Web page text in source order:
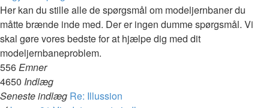
Her kan du stille alle de spørgsmål om modeljernbaner du
måtte brænde inde med. Der er ingen dumme spørgsmål. Vi
skal gøre vores bedste for at hjælpe dig med dit
modeljernbaneproblem.
556Emner
4650 Indlæg
Seneste indlæg Re: Illussion